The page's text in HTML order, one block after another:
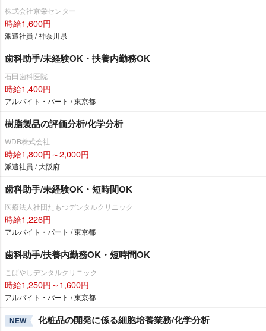
株式会社京栄センター
時給1,600円
派遣社員 / 神奈川県
歯科助手/未経験OK・扶養内勤務OK
石田歯科医院
時給1,400円
アルバイト・パート / 東京都
樹脂製品の評価分析/化学分析
WDB株式会社
時給1,800円～2,000円
派遣社員 / 大阪府
歯科助手/未経験OK・短時間OK
医療法人社団たもつデンタルクリニック
時給1,226円
アルバイト・パート / 東京都
歯科助手/扶養内勤務OK・短時間OK
こばやしデンタルクリニック
時給1,250円～1,600円
アルバイト・パート / 東京都
NEW 化粧品の開発に係る細胞培養業務/化学分析